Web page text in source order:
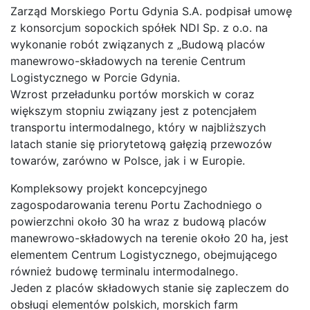
Zarząd Morskiego Portu Gdynia S.A. podpisał umowę
z konsorcjum sopockich spółek NDI Sp. z o.o. na
wykonanie robót związanych z „Budową placów
manewrowo-składowych na terenie Centrum
Logistycznego w Porcie Gdynia.
Wzrost przeładunku portów morskich w coraz
większym stopniu związany jest z potencjałem
transportu intermodalnego, który w najbliższych
latach stanie się priorytetową gałęzią przewozów
towarów, zarówno w Polsce, jak i w Europie.
Kompleksowy projekt koncepcyjnego
zagospodarowania terenu Portu Zachodniego o
powierzchni około 30 ha wraz z budową placów
manewrowo-składowych na terenie około 20 ha, jest
elementem Centrum Logistycznego, obejmującego
również budowę terminalu intermodalnego.
Jeden z placów składowych stanie się zapleczem do
obsługi elementów polskich, morskich farm